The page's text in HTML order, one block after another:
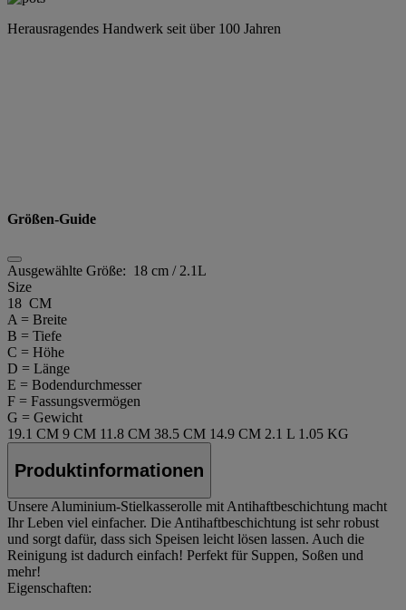
Herausragendes Handwerk seit über 100 Jahren
Größen-Guide
Ausgewählte Größe: 18 cm / 2.1L
Size
18 CM
A = Breite
B = Tiefe
C = Höhe
D = Länge
E = Bodendurchmesser
F = Fassungsvermögen
G = Gewicht
19.1 CM 9 CM 11.8 CM 38.5 CM 14.9 CM 2.1 L 1.05 KG
Produktinformationen
Unsere Aluminium-Stielkasserolle mit Antihaftbeschichtung macht
Ihr Leben viel einfacher. Die Antihaftbeschichtung ist sehr robust
und sorgt dafür, dass sich Speisen leicht lösen lassen. Auch die
Reinigung ist dadurch einfach! Perfekt für Suppen, Soßen und
mehr!
Eigenschaften: